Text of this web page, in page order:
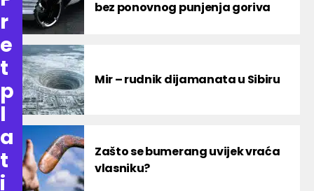
bez ponovnog punjenja goriva
Mir – rudnik dijamanata u Sibiru
Zašto se bumerang uvijek vraća
vlasniku?
r
e
t
p
l
a
t
i